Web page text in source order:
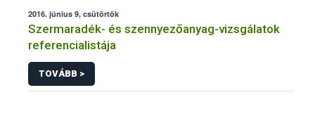
2016. június 9, csütörtök
Szermaradék- és szennyezőanyag-vizsgálatok
referencialistája
TOVÁBB >